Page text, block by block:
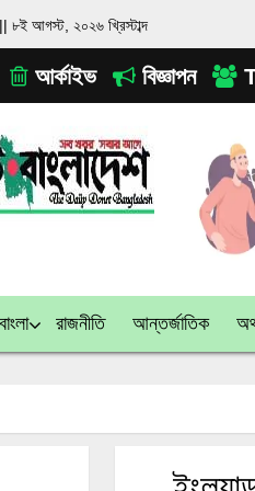
|| ৮ই আগস্ট, ২০২৬ খ্রিস্টাব্দ
আর্কাইভ বিজ্ঞাপন
রাজনীতি আন্তর্জাতিক